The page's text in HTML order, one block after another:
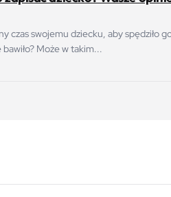
czas swojemu dziecku, aby spędziło
Może w takim...